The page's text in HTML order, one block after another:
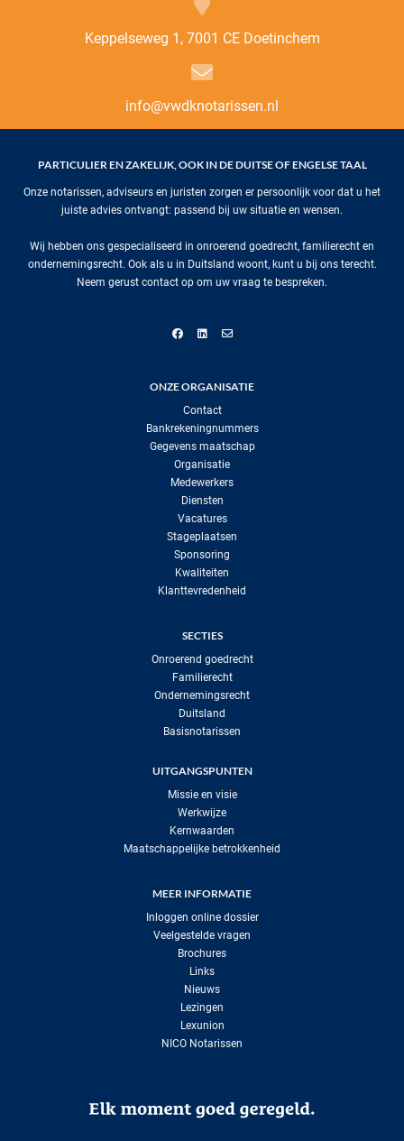
Keppelseweg 1, 7001 CE Doetinchem
info@vwdknotarissen.nl
PARTICULIER EN ZAKELIJK, OOK IN DE DUITSE OF ENGELSE TAAL
Onze notarissen, adviseurs en juristen zorgen er persoonlijk voor dat u het
juiste advies ontvangt: passend bij uw situatie en wensen.
Wij hebben ons gespecialiseerd in onroerend goedrecht, familierecht en
ondernemingsrecht. Ook als u in Duitsland woont, kunt u bij ons terecht.
Neem gerust contact op om uw vraag te bespreken.
ONZE ORGANISATIE
Contact
Bankrekeningnummers
Gegevens maatschap
Organisatie
Medewerkers
Diensten
Vacatures
Stageplaatsen
Sponsoring
Kwaliteiten
Klanttevredenheid
SECTIES
Onroerend goedrecht
Familierecht
Ondernemingsrecht
Duitsland
Basisnotarissen
UITGANGSPUNTEN
Missie en visie
Werkwijze
Kernwaarden
Maatschappelijke betrokkenheid
MEER INFORMATIE
Inloggen online dossier
Veelgestelde vragen
Brochures
Links
Nieuws
Lezingen
Lexunion
NICO Notarissen